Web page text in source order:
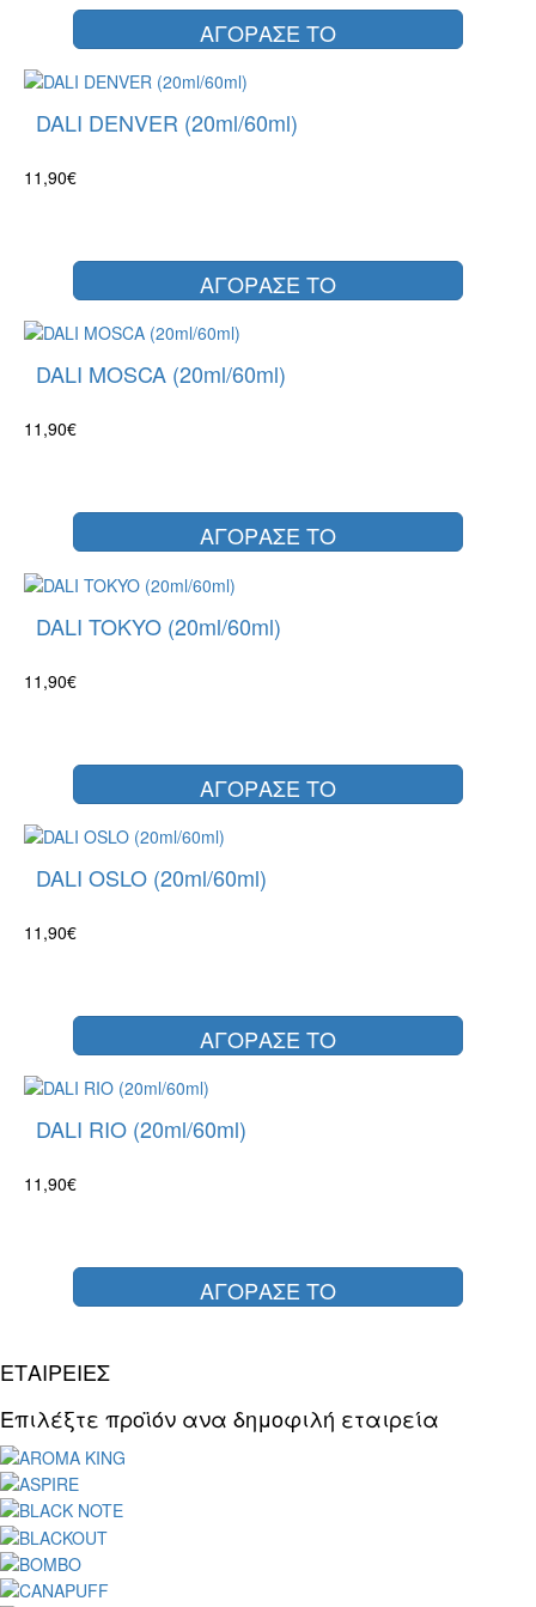
ΑΓΟΡΑΣΕ ΤΟ
DALI DENVER (20ml/60ml)
11,90€
ΑΓΟΡΑΣΕ ΤΟ
DALI MOSCA (20ml/60ml)
11,90€
ΑΓΟΡΑΣΕ ΤΟ
DALI TOKYO (20ml/60ml)
11,90€
ΑΓΟΡΑΣΕ ΤΟ
DALI OSLO (20ml/60ml)
11,90€
ΑΓΟΡΑΣΕ ΤΟ
DALI RIO (20ml/60ml)
11,90€
ΑΓΟΡΑΣΕ ΤΟ
ΕΤΑΙΡΕΙΕΣ
Επιλέξτε προϊόν ανα δημοφιλή εταιρεία